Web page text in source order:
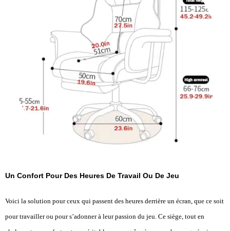
Un Confort Pour Des Heures De Travail Ou De Jeu
Voici la solution pour ceux qui passent des heures derrière un écran, que ce soit
pour travailler ou pour s’adonner à leur passion du jeu. Ce siège, tout en